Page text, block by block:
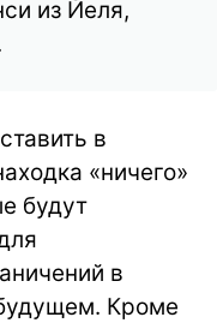
из Йеля,
в
«ничего»
будут
в
Кроме